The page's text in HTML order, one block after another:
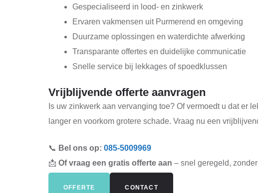
Gespecialiseerd in lood- en zinkwerk
Ervaren vakmensen uit Purmerend en omgeving
Duurzame oplossingen en waterdichte afwerking
Transparante offertes en duidelijke communicatie
Snelle service bij lekkages of spoedklussen
Vrijblijvende offerte aanvragen
Is uw zinkwerk aan vervanging toe? Of vermoedt u dat er
langer en voorkom grotere schade. Vraag nu een
📞 Bel ons op: 085-5009969
📩 Of vraag een gratis offerte aan – snel geregeld,
OFFERTE CONTACT